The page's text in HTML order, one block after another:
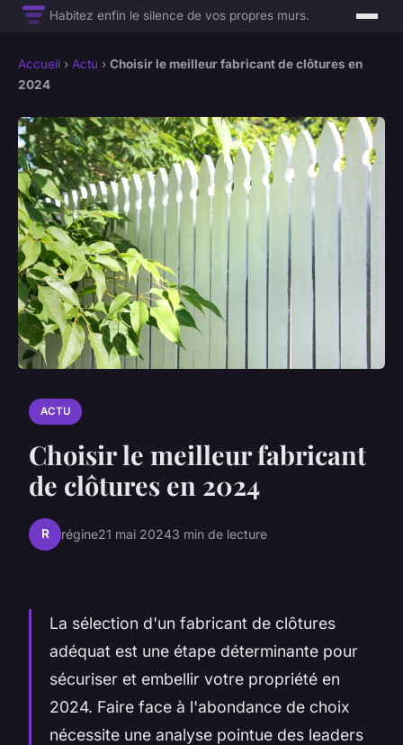
Habitez enfin le silence de vos propres murs.
Accueil › Actu › Choisir le meilleur fabricant de clôtures en
2024
ACTU
Choisir le meilleur fabricant
de clôtures en 2024
R régine21 mai 20243 min de lecture
La sélection d'un fabricant de clôtures
adéquat est une étape déterminante pour
sécuriser et embellir votre propriété en
2024. Faire face à l'abondance de choix
nécessite une analyse pointue des leaders